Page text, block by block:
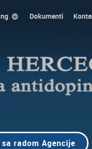
Dokumenti
radom Agencije